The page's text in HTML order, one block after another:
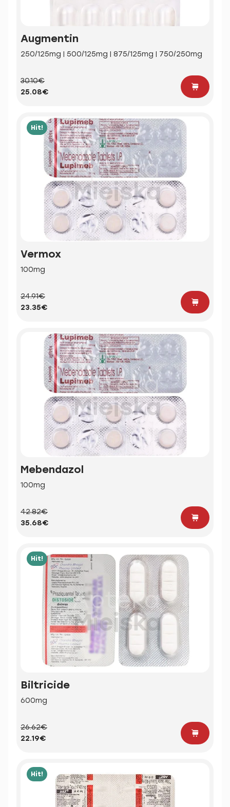
Augmentin
250/125mg | 500/125mg | 875/125mg | 750/250mg
30.10€
25.08€
Hit!
Vermox
100mg
24.91€
23.35€
Mebendazol
100mg
42.82€
35.68€
Hit!
Biltricide
600mg
26.62€
22.19€
Hit!